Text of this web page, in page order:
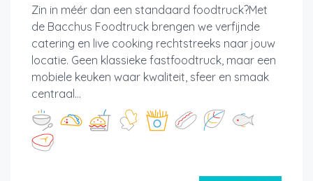
Zin in méér dan een standaard foodtruck?Met
de Bacchus Foodtruck brengen we verfijnde
catering en live cooking rechtstreeks naar jouw
locatie. Geen klassieke fastfoodtruck, maar een
mobiele keuken waar kwaliteit, sfeer en smaak
centraal...